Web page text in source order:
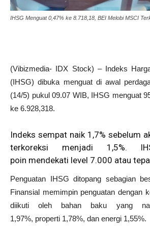
IHSG Menguat 0,47% ke 8.718,18, BEI Melobi MSCI
(Vibizmedia- IDX Stock) – Indeks
(IHSG) dibuka menguat di awal
(14/5) pukul 09.07 WIB, IHSG menguat
ke 6.928,318.
Indeks sempat naik 1,7% sebelum
terkoreksi menjadi 1,5%.
poin mendekati level 7.000 atau
Penguatan IHSG ditopang sebagian
Finansial memimpin penguatan dengan
diikuti oleh bahan baku yang
1,97%, properti 1,78%, dan energi 1,55%.